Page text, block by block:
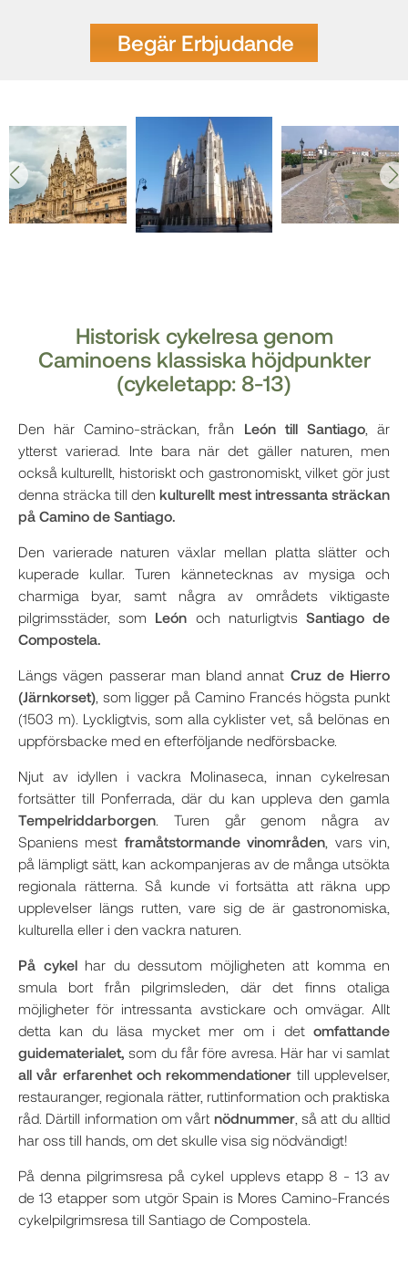
Begär Erbjudande
Historisk cykelresa genom
Caminoens klassiska höjdpunkter
(cykeletapp: 8-13)
Den här Camino-sträckan, från León till Santiago, är
ytterst varierad. Inte bara när det gäller naturen, men
också kulturellt, historiskt och gastronomiskt, vilket gör just
denna sträcka till den kulturellt mest intressanta sträckan
på Camino de Santiago.
Den varierade naturen växlar mellan platta slätter och
kuperade kullar. Turen kännetecknas av mysiga och
charmiga byar, samt några av områdets viktigaste
pilgrimsstäder, som León och naturligtvis Santiago de
Compostela.
Längs vägen passerar man bland annat Cruz de Hierro
(Järnkorset) , som ligger på Camino Francés högsta punkt
(1503 m). Lyckligtvis, som alla cyklister vet, så belönas en
uppförsbacke med en efterföljande nedförsbacke.
Njut av idyllen i vackra Molinaseca, innan cykelresan
fortsätter till Ponferrada, där du kan uppleva den gamla
Tempelriddarborgen . Turen går genom några av
Spaniens mest framåtstormande vinområden , vars vin,
på lämpligt sätt, kan ackompanjeras av de många utsökta
regionala rätterna. Så kunde vi fortsätta att räkna upp
upplevelser längs rutten, vare sig de är gastronomiska,
kulturella eller i den vackra naturen.
På cykel har du dessutom möjligheten att komma en
smula bort från pilgrimsleden, där det finns otaliga
möjligheter för intressanta avstickare och omvägar. Allt
detta kan du läsa mycket mer om i det omfattande
guidematerialet, som du får före avresa. Här har vi samlat
all vår erfarenhet och rekommendationer till upplevelser,
restauranger, regionala rätter, ruttinformation och praktiska
råd. Därtill information om vårt nödnummer, så att du alltid
har oss till hands, om det skulle visa sig nödvändigt!
På denna pilgrimsresa på cykel upplevs etapp 8 - 13 av
de 13 etapper som utgör Spain is Mores Camino-Francés
cykelpilgrimsresa till Santiago de Compostela.